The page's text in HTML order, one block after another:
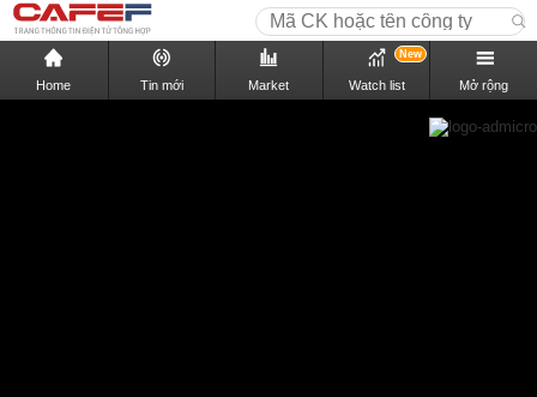
Home Tin mới Market Watch list
New
Mở rộng